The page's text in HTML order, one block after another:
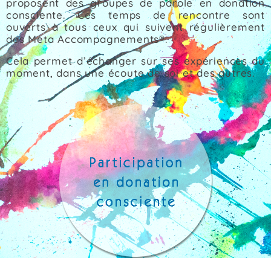
consciente. Ces temps de rencontre sont
ouverts à tous ceux qui suivent régulièrement
des Meta Accompagnements®.
Cela permet d’échanger sur ses expériences du
moment, dans une écoute de soi et des autres.